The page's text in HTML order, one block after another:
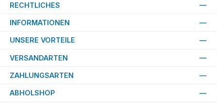
RECHTLICHES
INFORMATIONEN
UNSERE VORTEILE
VERSANDARTEN
ZAHLUNGSARTEN
ABHOLSHOP